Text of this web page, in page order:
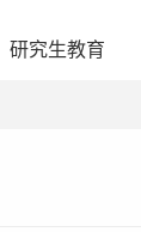
研究生教育